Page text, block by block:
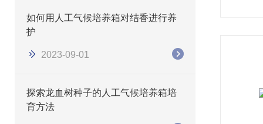
如何用人工气候培养箱对结香进行养
护
2023-09-01
探索龙血树种子的人工气候培养箱培
育方法